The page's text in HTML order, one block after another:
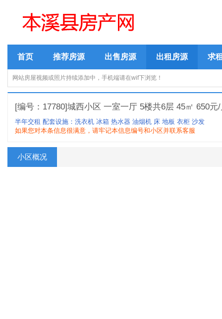
首页 推荐房源 出售房源 出租房源 求
网站房屋视频或照片持续添加中，手机端请在wif下浏览！
[编号：17780]城西小区 一室一厅 5楼共6层 45㎡ 650元
半年交租 配套设施：洗衣机 冰箱 热水器 油烟机 床 地板 衣柜 沙发
如果您对本条信息很满意，请牢记本信息编号和小区并联系客服
小区概况